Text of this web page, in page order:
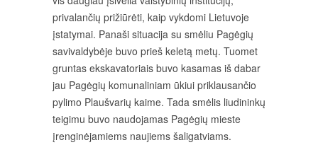
privalančių prižiūrėti, kaip vykdomi Lietuvoje
įstatymai. Panaši situacija su smėliu Pagėgių
savivaldybėje buvo prieš keletą metų. Tuomet
gruntas ekskavatoriais buvo kasamas iš dabar
jau Pagėgių komunaliniam ūkiui priklausančio
pylimo Plaušvarių kaime. Tada smėlis liudininkų
teigimu buvo naudojamas Pagėgių mieste
įrenginėjamiems naujiems šaligatviams.